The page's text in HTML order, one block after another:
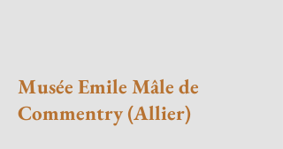
Musée Emile Mâle de
Commentry (Allier)